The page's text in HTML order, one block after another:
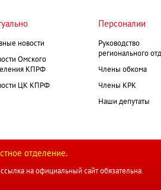
новости
Омского
КПРФ
ЦК КПРФ
Персоналии
Руководство
регионального
Члены обкома
Члены КРК
Наши депутаты
отделение.
на официальный сайт обязательна.